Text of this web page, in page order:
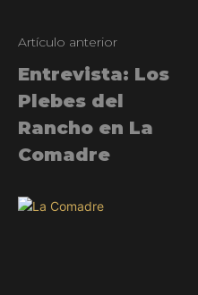
Artículo anterior
Entrevista: Los
Plebes del
Rancho en La
Comadre